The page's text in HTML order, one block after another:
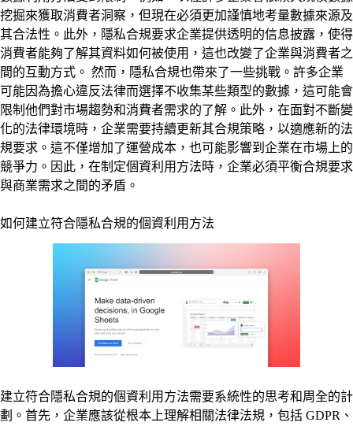
挖掘來獲取消費者洞察，但現在必須更加謹慎地考量數據來源及
其合法性。此外，隱私合規要求企業提供透明的信息披露，使得
消費者能夠了解其資料如何被使用，這也改變了企業與消費者之
間的互動方式。 然而，隱私合規也帶來了一些挑戰。許多企業
可能因為擔心違反法律而選擇不收集某些類型的數據，這可能會
限制他們對市場趨勢和消費者需求的了解。此外，在面對不斷變
化的法律環境時，企業需要持續更新其合規策略，以適應新的法
規要求。這不僅增加了運營成本，也可能影響到企業在市場上的
競爭力。因此，在制定個資利用方法時，企業必須平衡合規要求
與商業需求之間的矛盾。
如何建立符合隱私合規的個資利用方法
建立符合隱私合規的個資利用方法需要系統性的思考和周全的計
劃。首先，企業應該從根本上理解相關法律法規，包括 GDPR、